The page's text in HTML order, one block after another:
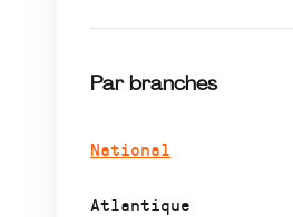
Par branches
National
Atlantique